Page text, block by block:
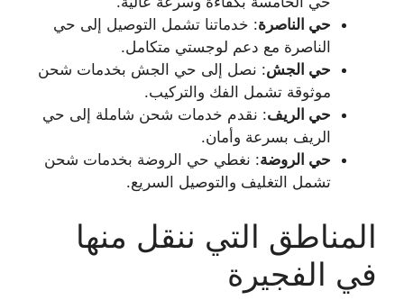
حي الناصرة: خدماتنا تشمل التوصيل إلى حي
الناصرة مع دعم لوجستي متكامل.
حي الجش: نصل إلى حي الجش بخدمات شحن
موثوقة تشمل الفك والتركيب.
حي الريف: نقدم خدمات شحن شاملة إلى حي
الريف بسرعة وأمان.
حي الروضة: نغطي حي الروضة بخدمات شحن
تشمل التغليف والتوصيل السريع.
المناطق التي ننقل منها
في الفجيرة